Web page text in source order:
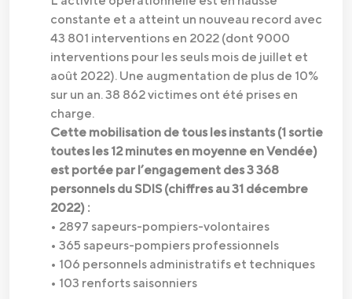
constante et a atteint un nouveau record avec
43 801 interventions en 2022 (dont 9000
interventions pour les seuls mois de juillet et
août 2022). Une augmentation de plus de 10%
sur un an. 38 862 victimes ont été prises en
charge.
Cette mobilisation de tous les instants (1 sortie
toutes les 12 minutes en moyenne en Vendée)
est portée par l’engagement des 3 368
personnels du SDIS (chiffres au 31 décembre
2022) :
• 2897 sapeurs-pompiers-volontaires
• 365 sapeurs-pompiers professionnels
• 106 personnels administratifs et techniques
• 103 renforts saisonniers